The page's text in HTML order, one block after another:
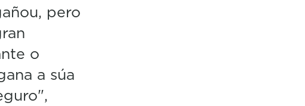
pero
o
a súa